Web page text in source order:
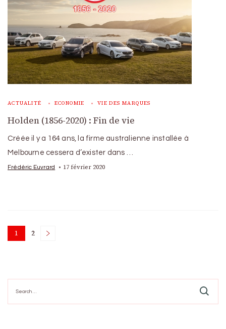
ACTUALITÉ ECONOMIE VIE DES MARQUES
Holden (1856-2020) : Fin de vie
Créée il y a 164 ans, la firme australienne installée à
Melbourne cessera d’exister dans …
Frédéric Euvrard 17 février 2020
Posts
Page
1 Page
2
for: